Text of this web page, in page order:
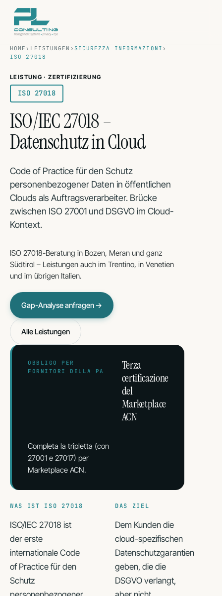
content
HOME › LEISTUNGEN › SICUREZZA INFORMAZIONI ›
ISO 27018
LEISTUNG · ZERTIFIZIERUNG
ISO 27018
ISO/IEC 27018 –
Datenschutz in Cloud
Code of Practice für den Schutz
personenbezogener Daten in öffentlichen
Clouds als Auftragsverarbeiter. Brücke
zwischen ISO 27001 und DSGVO im Cloud-
Kontext.
ISO 27018-Beratung in Bozen, Meran und ganz
Südtirol – Leistungen auch im Trentino, in Venetien
und im übrigen Italien.
Gap-Analyse anfragen →
Alle Leistungen
OBBLIGO PER
FORNITORI DELLA PA
Terza
certificazione
del
Marketplace
ACN
Completa la tripletta (con
27001 e 27017) per
Marketplace ACN.
WAS IST ISO 27018
ISO/IEC 27018 ist
der erste
internationale Code
of Practice für den
Schutz
DAS ZIEL
Dem Kunden die
cloud-spezifischen
Datenschutzgarantien
geben, die die
DSGVO verlangt,